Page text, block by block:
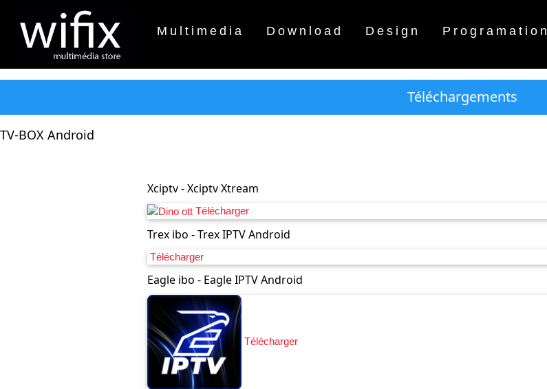
Multimedia Download Design Programation
Téléchargements
TV-BOX Android
Xciptv - Xciptv Xtream
Télécharger
Trex ibo - Trex IPTV Android
Télécharger
Eagle ibo - Eagle IPTV Android
Télécharger